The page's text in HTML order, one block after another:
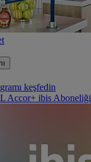
keşfedin
Accor+ ibis Aboneliği